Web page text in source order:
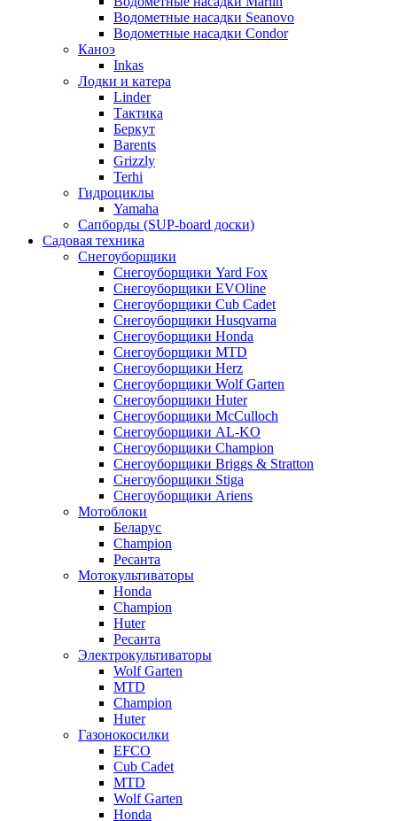
Водометные насадки Seanovo
Водометные насадки Condor
Каноэ
Inkas
Лодки и катера
Linder
Тактика
Беркут
Barents
Grizzly
Terhi
Гидроциклы
Yamaha
Сапборды (SUP-board доски)
Садовая техника
Снегоуборщики
Снегоуборщики Yard Fox
Снегоуборщики EVOline
Снегоуборщики Cub Cadet
Снегоуборщики Husqvarna
Снегоуборщики Honda
Снегоуборщики MTD
Снегоуборщики Herz
Снегоуборщики Wolf Garten
Снегоуборщики Huter
Снегоуборщики McCulloch
Снегоуборщики AL-KO
Снегоуборщики Champion
Снегоуборщики Briggs & Stratton
Снегоуборщики Stiga
Снегоуборщики Ariens
Мотоблоки
Беларус
Champion
Ресанта
Мотокультиваторы
Honda
Champion
Huter
Ресанта
Электрокультиваторы
Wolf Garten
MTD
Champion
Huter
Газонокосилки
EFCO
Cub Cadet
MTD
Wolf Garten
Honda